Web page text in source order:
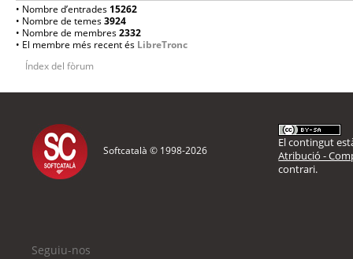
• Nombre d’entrades 15262
• Nombre de temes3924
• Nombre de membres2332
• El membre més recent és LibreTronc
Índex del fòrum
Softcatalà © 1998-2026
El contingut
Atribució -
contrari.
Seguiu-nos